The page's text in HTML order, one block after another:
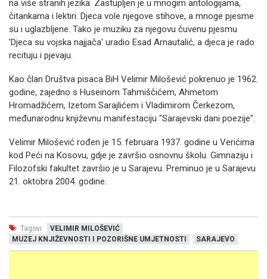
na više stranih jezika. Zastupljen je u mnogim antologijama,
čitankama i lektiri. Djeca vole njegove stihove, a mnoge pjesme
su i uglazbljene. Tako je muziku za njegovu čuvenu pjesmu
'Djeca su vojska najjača' uradio Esad Arnautalić, a djeca je rado
recituju i pjevaju.
Kao član Društva pisaca BiH Velimir Milošević pokrenuo je 1962.
godine, zajedno s Huseinom Tahmiščićem, Ahmetom
Hromadžićem, Izetom Sarajlićem i Vladimirom Čerkezom,
međunarodnu književnu manifestaciju "Sarajevski dani poezije".
Velimir Milošević rođen je 15. februara 1937. godine u Verićima
kod Peći na Kosovu, gdje je završio osnovnu školu. Gimnaziju i
Filozofski fakultet završio je u Sarajevu. Preminuo je u Sarajevu
21. oktobra 2004. godine.
Tagovi:
VELIMIR MILOŠEVIĆ
MUZEJ KNJIŽEVNOSTI I POZORIŠNE UMJETNOSTI
SARAJEVO